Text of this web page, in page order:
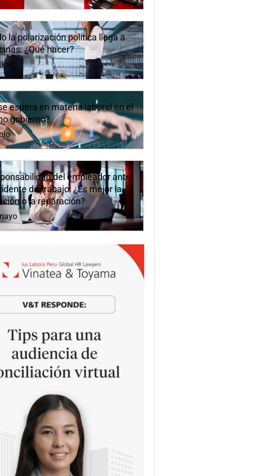
la polarización política llega a
¿Qué hacer?
espera en materia laboral en el
gobierno?
del empleador ante
de trabajo: ¿Es mejor la
o la reparación?